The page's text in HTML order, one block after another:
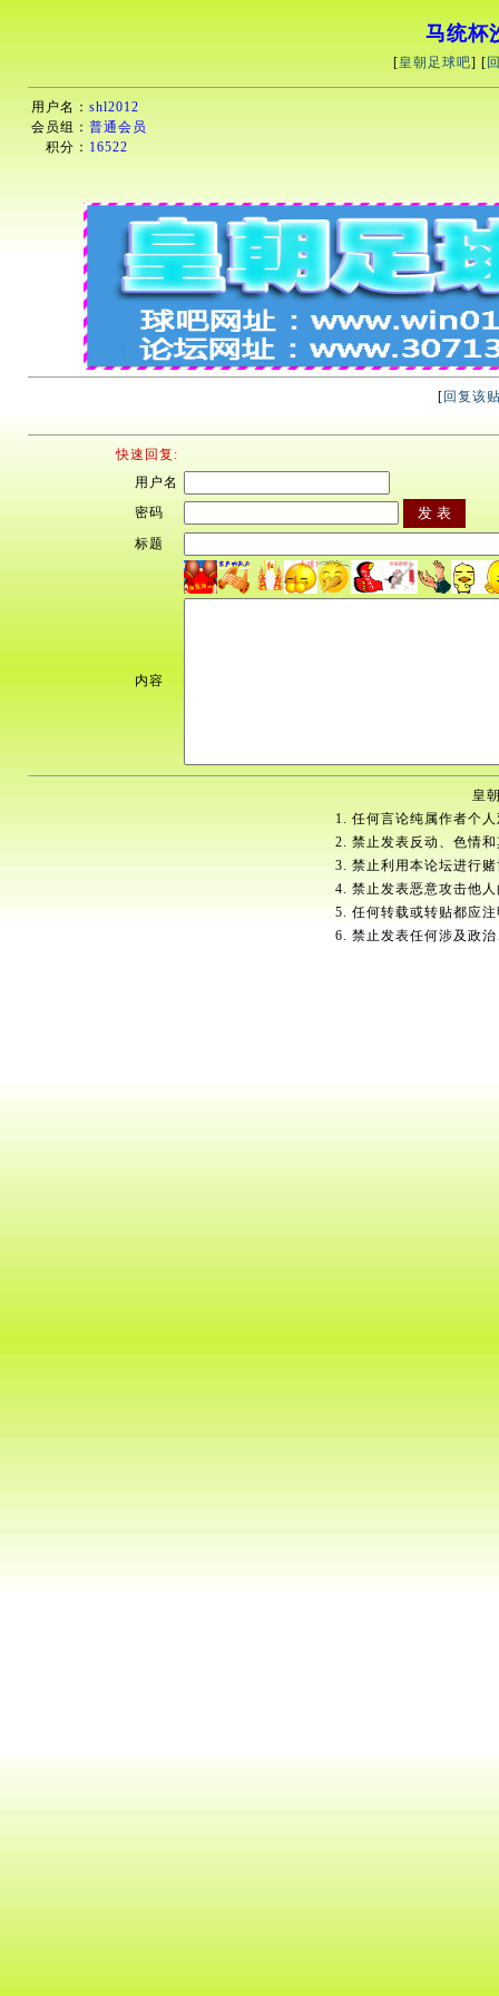
马统杯
[皇朝足球吧] [
用户名： shl2012
会员组： 普通会员
积分： 16522
[ 回复该
快速回复:
用户名
密码
标题
内容
皇
1. 任何言论纯属作者个
2. 禁止发表反动、色情
3. 禁止利用本论坛进行
4. 禁止发表恶意攻击他
5. 任何转载或转贴都应
6. 禁止发表任何涉及政